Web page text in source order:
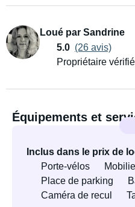
Loué par Sandrine
5.0 (26 avis)
Propriétaire
Équipements et
Inclus dans le prix de
Porte-vélos
Place de parking
Caméra de recul